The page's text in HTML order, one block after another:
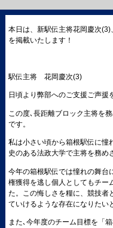
本日は、新駅伝主将花岡慶次
を掲載いたします！
駅伝主将 花岡慶次(3)
日頃より弊部へのご支援ご声援
この度､長距離ブロック主将を
です。
私は小さい頃から箱根駅伝に憧
史のある法政大学で主将を務め
今年の箱根駅伝では憧れの舞台
権獲得を逃し個人としてもチー
た。この悔しさを糧に、競技者
ていけるような存在になりたい
また､今年度のチーム目標を「